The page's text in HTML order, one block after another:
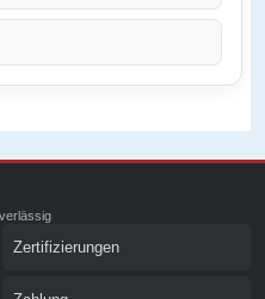
Zertifizierungen